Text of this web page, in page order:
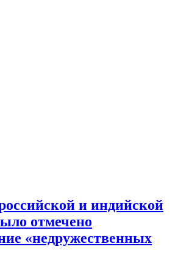
и индийской
отмечено
«недружественных